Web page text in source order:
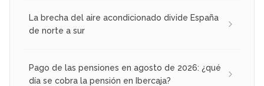
La brecha del aire acondicionado divide España
de norte a sur
Pago de las pensiones en agosto de 2026: ¿qué
día se cobra la pensión en Ibercaja?